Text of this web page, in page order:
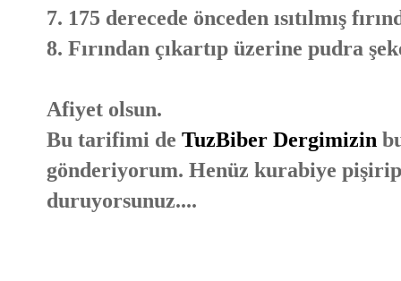
7. 175 derecede önceden ısıtılmış
8. Fırından çıkartıp üzerine pudra
Afiyet olsun.
Bu tarifimi de TuzBiber Dergimizin
gönderiyorum. Henüz kurabiye
duruyorsunuz....